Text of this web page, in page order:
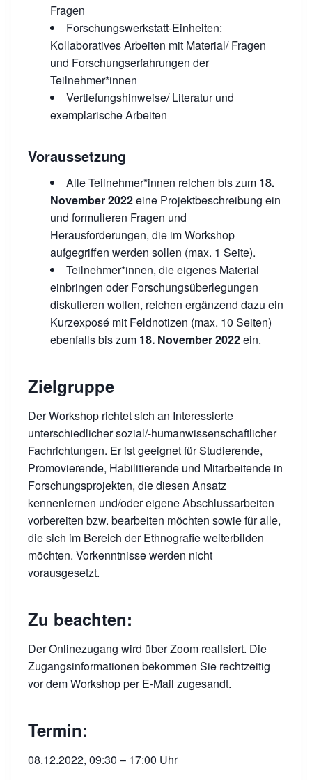
Fragen
Forschungswerkstatt-Einheiten:
Kollaboratives Arbeiten mit Material/ Fragen
und Forschungserfahrungen der
Teilnehmer*innen
Vertiefungshinweise/ Literatur und
exemplarische Arbeiten
Voraussetzung
Alle Teilnehmer*innen reichen bis zum 18.
November 2022eine Projektbeschreibung ein
und formulieren Fragen und
Herausforderungen, die im Workshop
aufgegriffen werden sollen (max. 1 Seite).
Teilnehmer*innen, die eigenes Material
einbringen oder Forschungsüberlegungen
diskutieren wollen, reichen ergänzend dazu ein
Kurzexposé mit Feldnotizen (max. 10 Seiten)
ebenfalls bis zum 18. November 2022ein.
Zielgruppe
Der Workshop richtet sich an Interessierte
unterschiedlicher sozial/-humanwissenschaftlicher
Fachrichtungen. Er ist geeignet für Studierende,
Promovierende, Habilitierende und Mitarbeitende in
Forschungsprojekten, die diesen Ansatz
kennenlernen und/oder eigene Abschlussarbeiten
vorbereiten bzw. bearbeiten möchten sowie für alle,
die sich im Bereich der Ethnografie weiterbilden
möchten. Vorkenntnisse werden nicht
vorausgesetzt.
Zu beachten:
Der Onlinezugang wird über Zoom realisiert. Die
Zugangsinformationen bekommen Sie rechtzeitig
vor dem Workshop per E-Mail zugesandt.
Termin:
08.12.2022, 09:30 – 17:00 Uhr